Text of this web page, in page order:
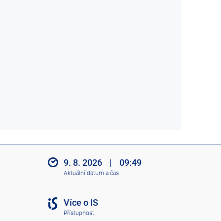
9. 8. 2026 | 09:49
Aktuální datum a čas
Více o IS
Přístupnost